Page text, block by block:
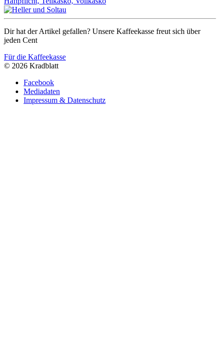
Dir hat der Artikel gefallen? Unsere Kaffeekasse freut sich über
jeden Cent
Für die Kaffeekasse
© 2026 Kradblatt
Facebook
Mediadaten
Impressum & Datenschutz